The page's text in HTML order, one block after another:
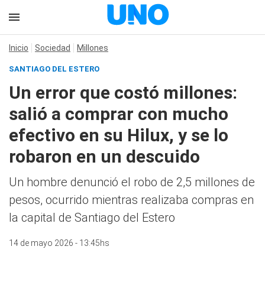
Inicio Sociedad Millones
SANTIAGO DEL ESTERO
Un error que costó millones:
salió a comprar con mucho
efectivo en su Hilux, y se lo
robaron en un descuido
Un hombre denunció el robo de 2,5 millones de
pesos, ocurrido mientras realizaba compras en
la capital de Santiago del Estero
14 de mayo 2026 - 13:45hs